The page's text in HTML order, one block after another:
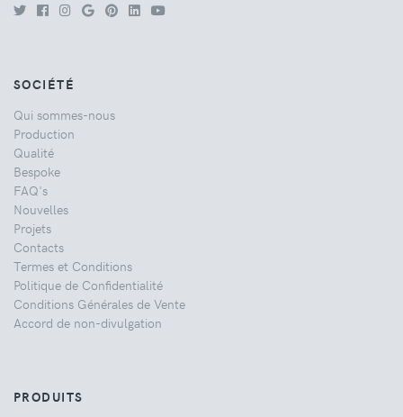
SOCIÉTÉ
Qui sommes-nous
Production
Qualité
Bespoke
FAQ's
Nouvelles
Projets
Contacts
Termes et Conditions
Politique de Confidentialité
Conditions Générales de Vente
Accord de non-divulgation
PRODUITS